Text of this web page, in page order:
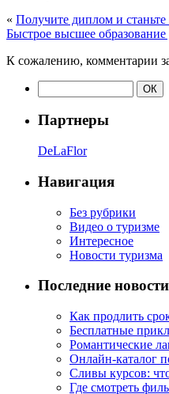
« Получите диплом и
Быстрое высшее
К сожалению, комментарии
Партнеры
DeLaFlor
Навигация
Без рубрики
Видео о туризме
Интересное
Новости туризма
Последние новости
Как продлить
Бесплатные
Романтические
Онлайн-каталог
Сливы курсов:
Где смотреть